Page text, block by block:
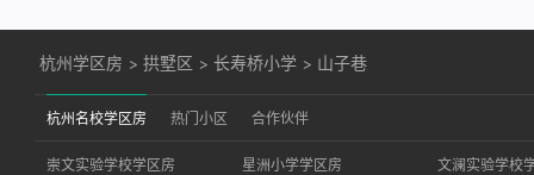
杭州学区房 >拱墅区 >长寿桥小学 > 山子巷
杭州名校学区房 热门小区 合作伙伴
崇文实验学校学区房 星洲小学学区房 文澜实验学校